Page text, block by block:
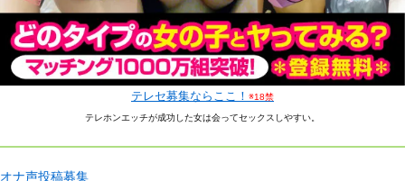
テレセ募集ならここ！ ※18禁
テレホンエッチが成功した女は会ってセックスしやすい。
オナ声投稿募集